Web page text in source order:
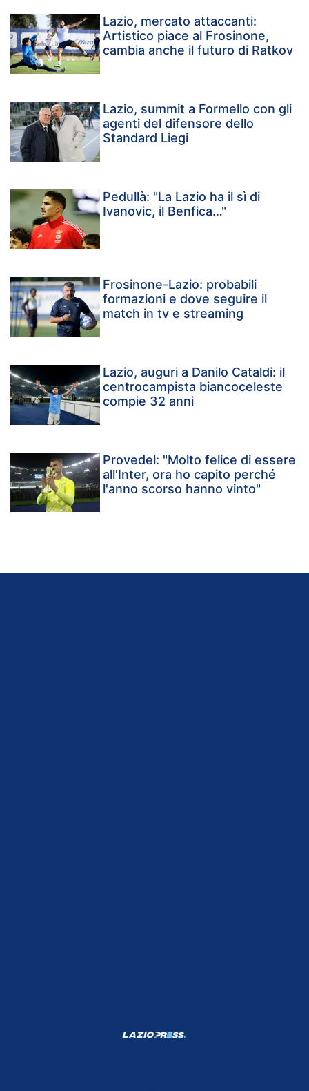
Lazio, mercato attaccanti:
Artistico piace al Frosinone,
cambia anche il futuro di Ratkov
Lazio, summit a Formello con gli
agenti del difensore dello
Standard Liegi
Pedullà: "La Lazio ha il sì di
Ivanovic, il Benfica…"
Frosinone-Lazio: probabili
formazioni e dove seguire il
match in tv e streaming
Lazio, auguri a Danilo Cataldi: il
centrocampista biancoceleste
compie 32 anni
Provedel: "Molto felice di essere
all'Inter, ora ho capito perché
l'anno scorso hanno vinto"